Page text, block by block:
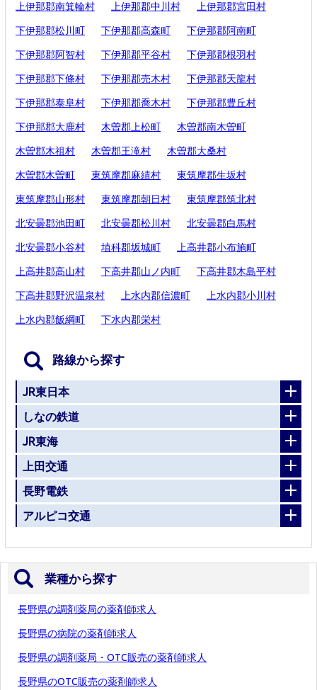
上伊那郡南箕輪村 上伊那郡中川村 上伊那郡宮田村
下伊那郡松川町 下伊那郡高森町 下伊那郡阿南町
下伊那郡阿智村 下伊那郡平谷村 下伊那郡根羽村
下伊那郡下條村 下伊那郡売木村 下伊那郡天龍村
下伊那郡泰阜村 下伊那郡喬木村 下伊那郡豊丘村
下伊那郡大鹿村 木曽郡上松町 木曽郡南木曽町
木曽郡木祖村 木曽郡王滝村 木曽郡大桑村
木曽郡木曽町 東筑摩郡麻績村 東筑摩郡生坂村
東筑摩郡山形村 東筑摩郡朝日村 東筑摩郡筑北村
北安曇郡池田町 北安曇郡松川村 北安曇郡白馬村
北安曇郡小谷村 埴科郡坂城町 上高井郡小布施町
上高井郡高山村 下高井郡山ノ内町 下高井郡木島平村
下高井郡野沢温泉村 上水内郡信濃町 上水内郡小川村
上水内郡飯綱町 下水内郡栄村
路線から探す
JR東日本
しなの鉄道
JR東海
上田交通
長野電鉄
アルピコ交通
業種から探す
長野県の調剤薬局の薬剤師求人
長野県の病院の薬剤師求人
長野県の調剤薬局・OTC販売の薬剤師求人
長野県のOTC販売の薬剤師求人